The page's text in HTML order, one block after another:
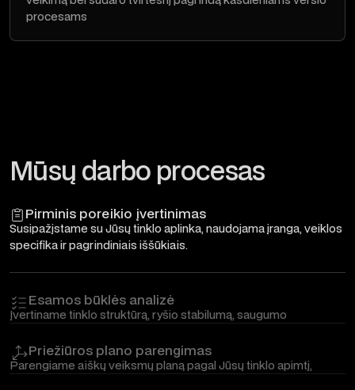
procesams
Mūsų darbo procesas
Pirminis poreikio įvertinimas
Susipažįstame su Jūsų tinklo aplinka, naudojama įranga, veiklos
specifika ir pagrindiniais iššūkiais.
Esamos būklės analizė
Įvertiname tinklo struktūrą, ryšio stabilumą, saugumo
Priežiūros plano parengimas
Parengiame aiškų veiksmų planą pagal Jūsų tinklo apimtį,